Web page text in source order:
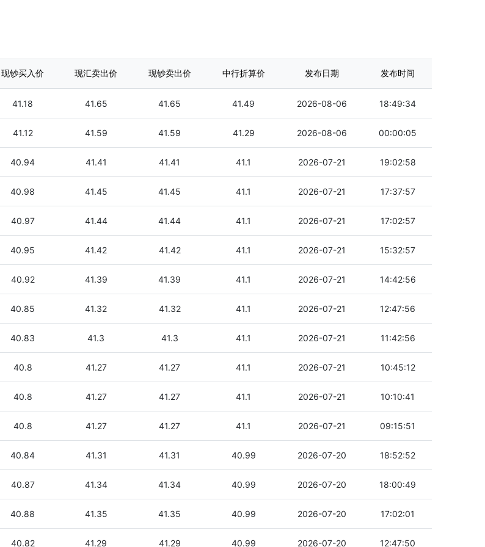
现钞买入价 现汇卖出价 现钞卖出价 中行折算价 发布日期 发布时间
41.18 41.65 41.65 41.49 2026-08-06 18:49:34
41.12 41.59 41.59 41.29 2026-08-06 00:00:05
40.94 41.41 41.41 41.1 2026-07-21 19:02:58
40.98 41.45 41.45 41.1 2026-07-21 17:37:57
40.97 41.44 41.44 41.1 2026-07-21 17:02:57
40.95 41.42 41.42 41.1 2026-07-21 15:32:57
40.92 41.39 41.39 41.1 2026-07-21 14:42:56
40.85 41.32 41.32 41.1 2026-07-21 12:47:56
40.83 41.3 41.3 41.1 2026-07-21 11:42:56
40.8 41.27 41.27 41.1 2026-07-21 10:45:12
40.8 41.27 41.27 41.1 2026-07-21 10:10:41
40.8 41.27 41.27 41.1 2026-07-21 09:15:51
40.84 41.31 41.31 40.99 2026-07-20 18:52:52
40.87 41.34 41.34 40.99 2026-07-20 18:00:49
40.88 41.35 41.35 40.99 2026-07-20 17:02:01
40.82 41.29 41.29 40.99 2026-07-20 12:47:50